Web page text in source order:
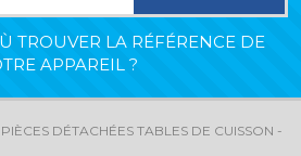
TROUVER LA RÉFÉRENCE DE
APPAREIL ?
PIÈCES DÉTACHÉES TABLES DE CUISSON -